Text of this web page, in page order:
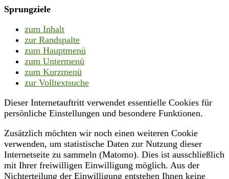
Sprungziele
zum Inhalt
zur Randspalte
zum Hauptmenü
zum Untermenü
zum Kurzmenü
zur Volltextsuche
Dieser Internetauftritt verwendet essentielle Cookies für
persönliche Einstellungen und besondere Funktionen.
Zusätzlich möchten wir noch einen weiteren Cookie
verwenden, um statistische Daten zur Nutzung dieser
Internetseite zu sammeln (Matomo). Dies ist ausschließlich
mit Ihrer freiwilligen Einwilligung möglich. Aus der
Nichterteilung der Einwilligung entstehen Ihnen keine